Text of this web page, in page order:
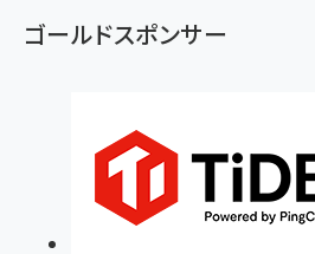
ゴールドスポンサー